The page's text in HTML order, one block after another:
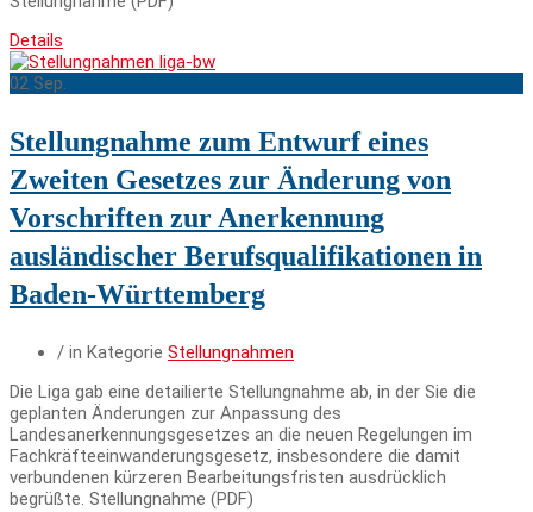
Details
02 Sep.
Stellungnahme zum Entwurf eines
Zweiten Gesetzes zur Änderung von
Vorschriften zur Anerkennung
ausländischer Berufsqualifikationen in
Baden-Württemberg
/ in Kategorie Stellungnahmen
Die Liga gab eine detailierte Stellungnahme ab, in der Sie die
geplanten Änderungen zur Anpassung des
Landesanerkennungsgesetzes an die neuen Regelungen im
Fachkräfteeinwanderungsgesetz, insbesondere die damit
verbundenen kürzeren Bearbeitungsfristen ausdrücklich
begrüßte. Stellungnahme (PDF)